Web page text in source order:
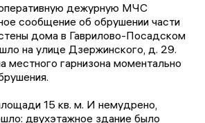
дежурную МЧС
сообщение об обрушении части
дома в Гаврилово-Посадском
на улице Дзержинского, д. 29.
местного гарнизона моментально
15 кв. м. И немудрено,
двухэтажное здание было